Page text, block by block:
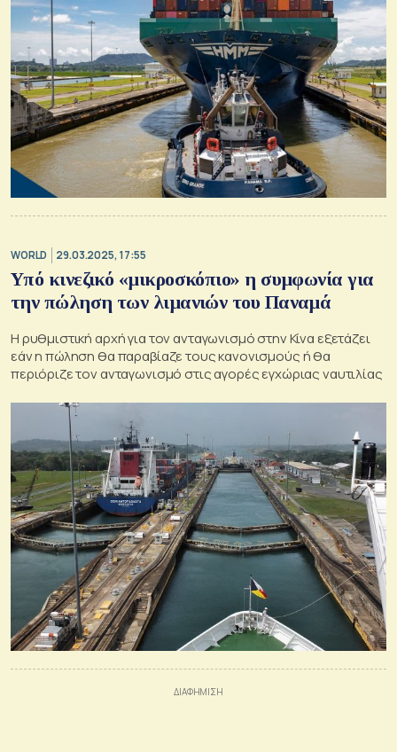
WORLD 29.03.2025, 17:55
Υπό κινεζικό «μικροσκόπιο» η συμφωνία για
την πώληση των λιμανιών του Παναμά
Η ρυθμιστική αρχή για τον ανταγωνισμό στην Κίνα εξετάζει
εάν η πώληση θα παραβίαζε τους κανονισμούς ή θα
περιόριζε τον ανταγωνισμό στις αγορές εγχώριας ναυτιλίας